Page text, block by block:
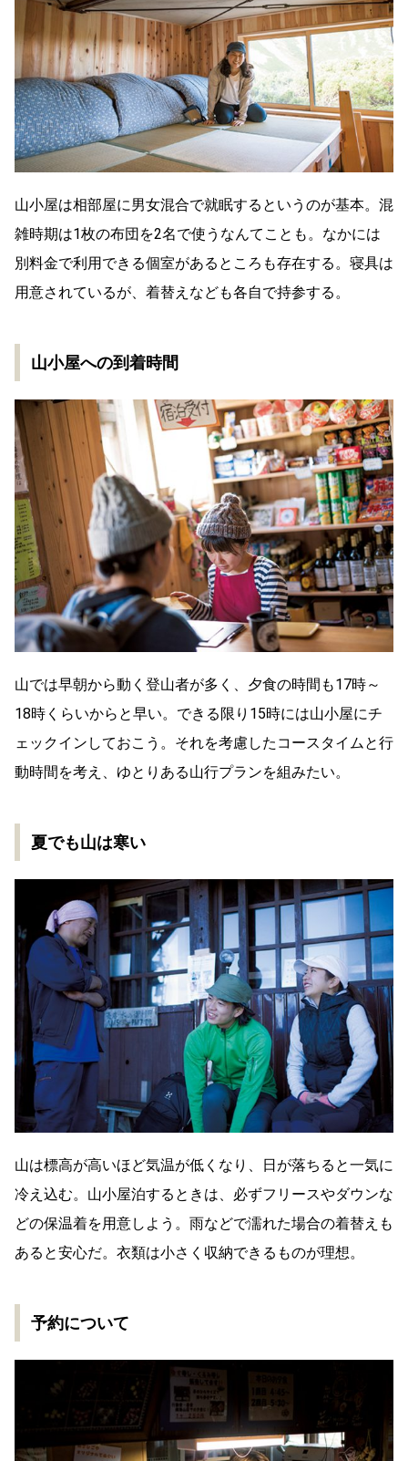
山小屋は相部屋に男女混合で就眠するというのが基本。混
雑時期は1枚の布団を2名で使うなんてことも。なかには
別料金で利用できる個室があるところも存在する。寝具は
用意されているが、着替えなども各自で持参する。
山小屋への到着時間
山では早朝から動く登山者が多く、夕食の時間も17時～
18時くらいからと早い。できる限り15時には山小屋にチ
ェックインしておこう。それを考慮したコースタイムと行
動時間を考え、ゆとりある山行プランを組みたい。
夏でも山は寒い
山は標高が高いほど気温が低くなり、日が落ちると一気に
冷え込む。山小屋泊するときは、必ずフリースやダウンな
どの保温着を用意しよう。雨などで濡れた場合の着替えも
あると安心だ。衣類は小さく収納できるものが理想。
予約について